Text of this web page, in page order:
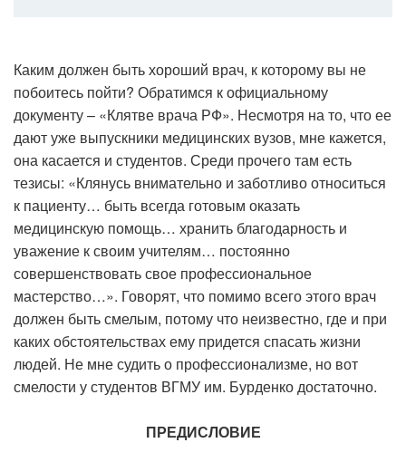
Каким должен быть хороший врач, к которому вы не
побоитесь пойти? Обратимся к официальному
документу – «Клятве врача РФ». Несмотря на то, что ее
дают уже выпускники медицинских вузов, мне кажется,
она касается и студентов. Среди прочего там есть
тезисы: «Клянусь внимательно и заботливо относиться
к пациенту… быть всегда готовым оказать
медицинскую помощь… хранить благодарность и
уважение к своим учителям… постоянно
совершенствовать свое профессиональное
мастерство…». Говорят, что помимо всего этого врач
должен быть смелым, потому что неизвестно, где и при
каких обстоятельствах ему придется спасать жизни
людей. Не мне судить о профессионализме, но вот
смелости у студентов ВГМУ им. Бурденко достаточно.
ПРЕДИСЛОВИЕ